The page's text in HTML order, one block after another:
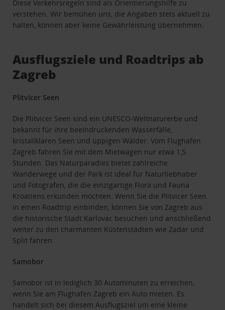
Diese Verkehrsregeln sind als Orientierungshilfe zu
verstehen. Wir bemühen uns, die Angaben stets aktuell zu
halten, können aber keine Gewährleistung übernehmen.
Ausflugsziele und Roadtrips ab
Zagreb
Plitvicer Seen
Die Plitvicer Seen sind ein UNESCO-Weltnaturerbe und
bekannt für ihre beeindruckenden Wasserfälle,
kristallklaren Seen und üppigen Wälder. Vom Flughafen
Zagreb fahren Sie mit dem Mietwagen nur etwa 1,5
Stunden. Das Naturparadies bietet zahlreiche
Wanderwege und der Park ist ideal für Naturliebhaber
und Fotografen, die die einzigartige Flora und Fauna
Kroatiens erkunden möchten. Wenn Sie die Plitvicer Seen
in einen Roadtrip einbinden, können Sie von Zagreb aus
die historische Stadt Karlovac besuchen und anschließend
weiter zu den charmanten Küstenstädten wie Zadar und
Split fahren.
Samobor
Samobor ist in lediglich 30 Autominuten zu erreichen,
wenn Sie am Flughafen Zagreb ein Auto mieten. Es
handelt sich bei diesem Ausflugsziel um eine kleine